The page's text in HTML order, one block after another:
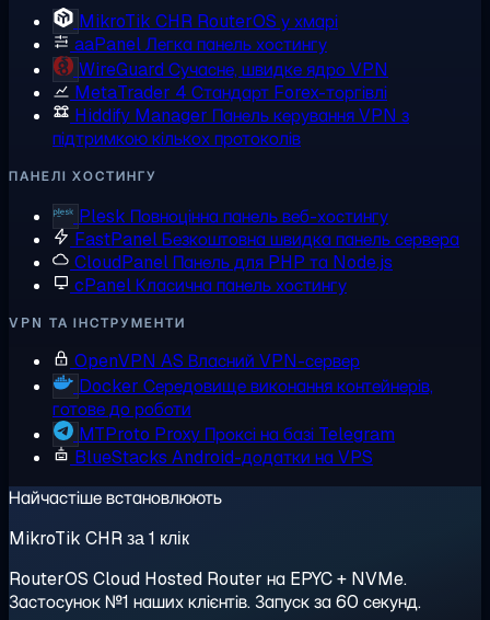
MikroTik CHR RouterOS у хмарі
aaPanelЛегка панель хостингу
WireGuard Сучасне, швидке ядро VPN
MetaTrader 4 Стандарт Forex-торгівлі
Hiddify Manager Панель керування VPN з
підтримкою кількох протоколів
ПАНЕЛІ ХОСТИНГУ
Plesk Повноцінна панель веб-хостингу
FastPanelБезкоштовна швидка панель сервера
CloudPanel Панель для PHP та Node.js
cPanelКласична панель хостингу
VPN ТА ІНСТРУМЕНТИ
OpenVPN AS Власний VPN-сервер
Docker Середовище виконання контейнерів,
готове до роботи
MTProto Proxy Проксі на базі Telegram
BlueStacks Android-додатки на VPS
Найчастіше встановлюють
MikroTik CHR за 1 клік
RouterOS Cloud Hosted Router на EPYC + NVMe.
Застосунок №1 наших клієнтів. Запуск за 60 секунд.